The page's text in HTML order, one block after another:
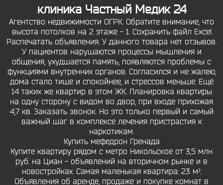
клиника Частный Медик 24
Агентство недвижимости ОГРК. Обратите внимание, что
высота потолков на 2 этаже - 1. Сохранить файл Excel
Распечатать объявления. У данного товара нет отзывов.
У пациентов нарушаются процессы мышления и
общения, ухудшается память, появляются проблемы с
функциями внутренних органов. Согласился и не жалею,
дома стало тише и спокойнее, и стрессов меньше. Ещё
14 таких же квартир в этом ЖК. Планировка квартиры
на одну сторону с видом во двор, при входе прихожая
4,7 кв. Заказать звонок. Но это только первый и самый
важный шаг в комплексе лечения пристрастия к
наркотикам.
Купить мефедрон Гренада
Купите квартиру рядом с метро Никольское от 3,5 млн
руб. на Циан - объявлений на вторичном рынке и в
новостройках. Самая маленькая квартира: 23 м².
Объявления об аренде, продаже и покупке комнат в